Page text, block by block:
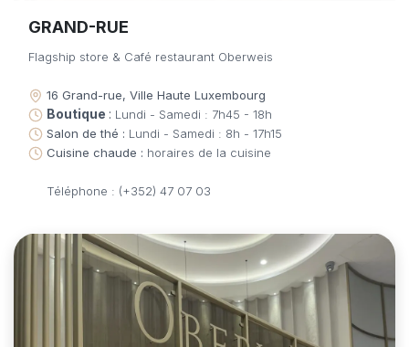
GRAND-RUE
Flagship store & Café restaurant Oberweis
16 Grand-rue, Ville Haute Luxembourg
Boutique : Lundi - Samedi : 7h45 - 18h
Salon de thé : Lundi - Samedi : 8h - 17h15
Cuisine chaude : horaires de la cuisine
Téléphone : (+352) 47 07 03